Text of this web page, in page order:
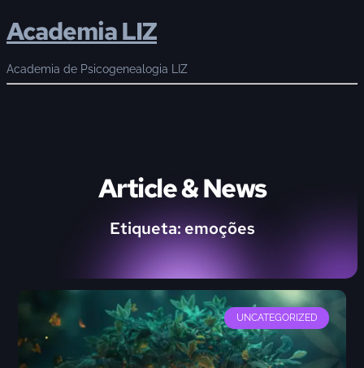
Academia LIZ
Academia de Psicogenealogia LIZ
Article & News
Etiqueta: emoções
UNCATEGORIZED